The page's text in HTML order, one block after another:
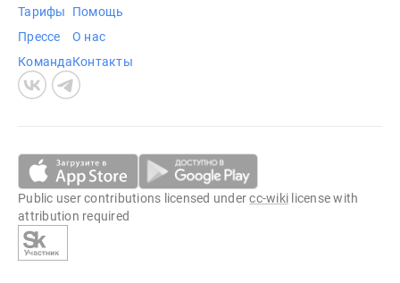
Тарифы
Прессе
Команда
Помощь
О нас
Контакты
Public user contributions licensed undercc-wiki license with
attribution required